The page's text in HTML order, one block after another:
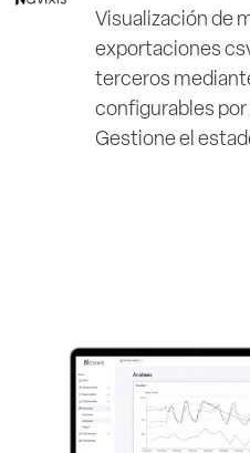
Visualización de
exportaciones
terceros
configurables
Gestione el